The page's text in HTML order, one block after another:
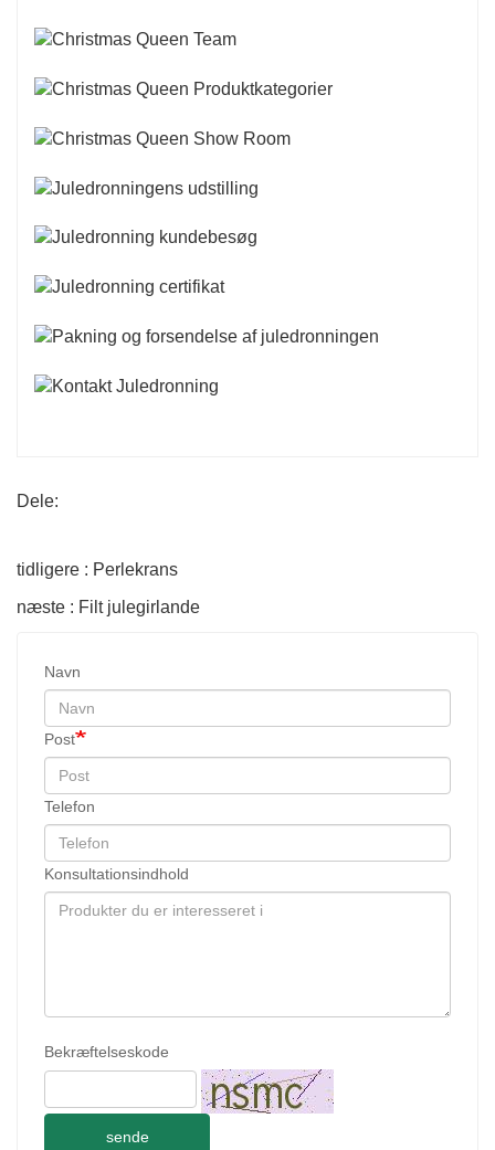
Dele:
tidligere : Perlekrans
næste : Filt julegirlande
Navn
Post
Telefon
Konsultationsindhold
Bekræftelseskode
sende